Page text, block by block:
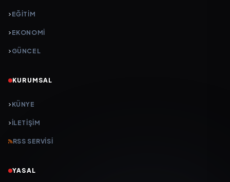
EĞİTİM
EKONOMİ
GÜNCEL
KURUMSAL
KÜNYE
İLETIŞIM
RSS SERVISI
YASAL